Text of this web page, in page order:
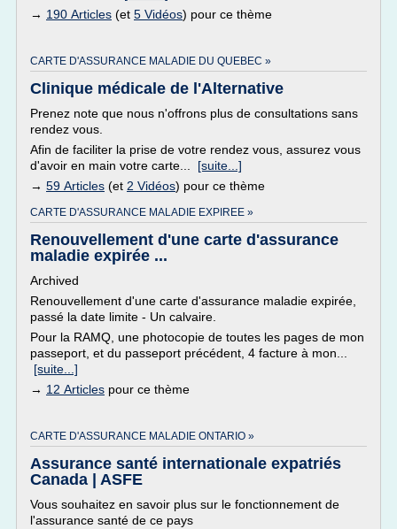
→ 190 Articles (et 5 Vidéos) pour ce thème
CARTE D'ASSURANCE MALADIE DU QUEBEC »
Clinique médicale de l'Alternative
Prenez note que nous n'offrons plus de consultations sans
rendez vous.
Afin de faciliter la prise de votre rendez vous, assurez vous
d'avoir en main votre carte... [suite...]
→ 59 Articles (et 2 Vidéos) pour ce thème
CARTE D'ASSURANCE MALADIE EXPIREE »
Renouvellement d'une carte d'assurance
maladie expirée ...
Archived
Renouvellement d'une carte d'assurance maladie expirée,
passé la date limite - Un calvaire.
Pour la RAMQ, une photocopie de toutes les pages de mon
passeport, et du passeport précédent, 4 facture à mon...
[suite...]
→ 12 Articles pour ce thème
CARTE D'ASSURANCE MALADIE ONTARIO »
Assurance santé internationale expatriés
Canada | ASFE
Vous souhaitez en savoir plus sur le fonctionnement de
l'assurance santé de ce pays